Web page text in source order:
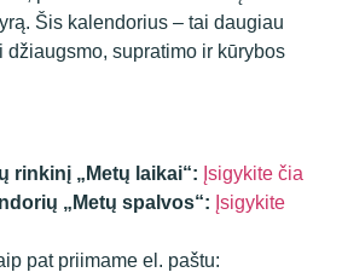
Šis kalendorius – tai daugiau
džiaugsmo, supratimo ir kūrybos
rinkinį „Metų laikai“: Įsigykite čia
„Metų spalvos“: Įsigykite
pat priimame el. paštu: